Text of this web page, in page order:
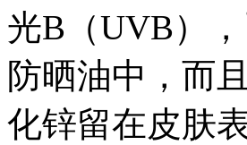
光B（UVB）
防晒油中，而
化锌留在皮肤